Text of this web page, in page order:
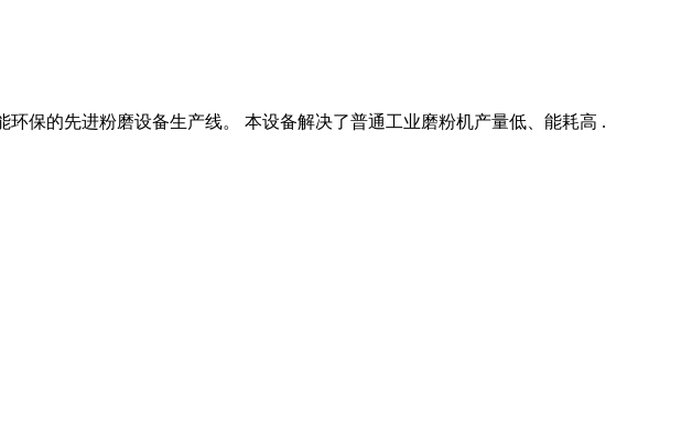
保的先进粉磨设备生产线。 本设备解决了普通工业磨粉机产量低、能耗高 .